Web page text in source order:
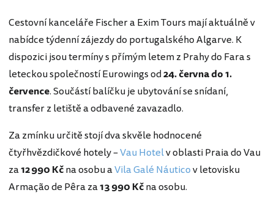
Cestovní kanceláře Fischer a Exim Tours mají aktuálně v
nabídce týdenní zájezdy do portugalského Algarve. K
dispozici jsou termíny s přímým letem z Prahy do Fara s
leteckou společností Eurowings od24. června do 1.
července. Součástí balíčku je ubytování se snídaní,
transfer z letiště a odbavené zavazadlo.
Za zmínku určitě stojí dva skvěle hodnocené
čtyřhvězdičkové hotely –Vau Hotelv oblasti Praia do Vau
za12 990 Kčna osobu aVila Galé Náuticov letovisku
Armação de Pêra za13 990 Kčna osobu.